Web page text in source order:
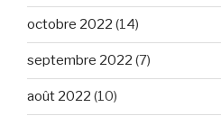
octobre 2022 (14)
septembre 2022 (7)
août 2022 (10)